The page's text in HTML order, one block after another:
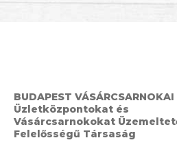
BUDAPEST
Üzletközpontokat és
Vásárcsarnokokat
Felelősségű Társaság